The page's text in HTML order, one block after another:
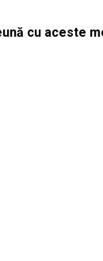
cu aceste